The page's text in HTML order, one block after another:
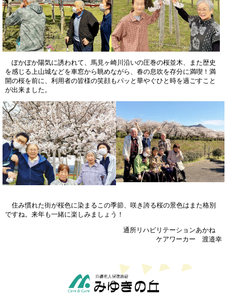
ぽかぽか陽気に誘われて、馬見ヶ崎川沿いの圧巻の桜並木、また歴史
を感じる上山城などを車窓から眺めながら、春の息吹を存分に満喫！満
開の桜を前に、利用者の皆様の笑顔もパッと華やぐひと時を過ごすこと
が出来ました。
住み慣れた街が桜色に染まるこの季節、咲き誇る桜の景色はまた格別
ですね。来年も一緒に楽しみましょう！
通所リハビリテーションあかね
ケアワーカー 渡邉幸